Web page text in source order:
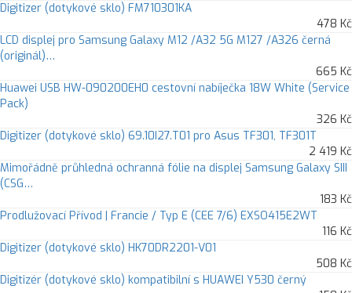
Digitizer (dotykové sklo) FM710301KA
478 Kč
LCD displej pro Samsung Galaxy M12 /A32 5G M127 /A326 černá
(originál)…
665 Kč
Huawei USB HW-090200EH0 cestovní nabíječka 18W White (Service
Pack)
326 Kč
Digitizer (dotykové sklo) 69.10I27.T01 pro Asus TF301, TF301T
2 419 Kč
Mimořádně průhledná ochranná fólie na displej Samsung Galaxy SIII
(CSG…
183 Kč
Prodlužovací Přívod | Francie / Typ E (CEE 7/6) EXSO415E2WT
116 Kč
Digitizer (dotykové sklo) HK70DR2201-V01
508 Kč
Digitizér (dotykové sklo) kompatibilní s HUAWEI Y530 černý